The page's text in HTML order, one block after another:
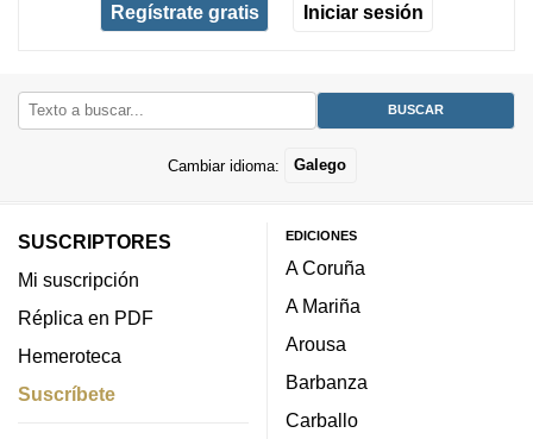
Regístrate gratis Iniciar sesión
Cambiar idioma: Galego
SUSCRIPTORES
Mi suscripción
Réplica en PDF
Hemeroteca
Suscríbete
EDICIONES
A Coruña
A Mariña
Arousa
Barbanza
Carballo